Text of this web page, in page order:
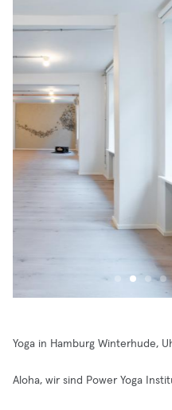
Yoga in Hamburg Winterhude,
Aloha, wir sind Power Yoga